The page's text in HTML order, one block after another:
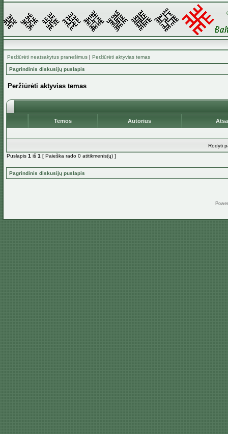
Peržiūrėti neatsakytus pranešimus | Peržiūrėti aktyvias temas
Pagrindinis diskusijų puslapis
Peržiūrėti aktyvias temas
Temos Autorius
Rodyti
Puslapis 1 iš 1 [ Paieška rado 0 atitikmenis(ų) ]
Pagrindinis diskusijų puslapis